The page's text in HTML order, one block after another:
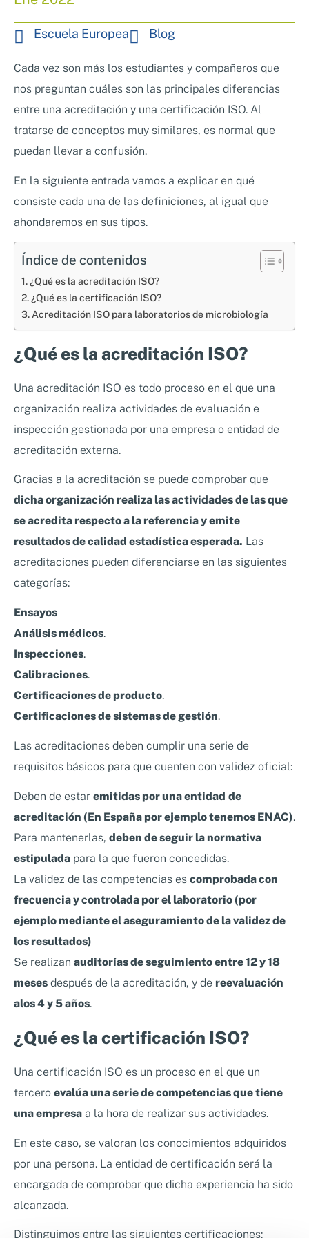
Asesoramiento en Normativa Internacional
Consultoría Seguridad Alimentaria
Clientes
Escuela Europea Blog
Cada vez son más los estudiantes y compañeros que
nos preguntan cuáles son las principales diferencias
entre una acreditación y una certificación ISO. Al
tratarse de conceptos muy similares, es normal que
puedan llevar a confusión.
En la siguiente entrada vamos a explicar en qué
consiste cada una de las definiciones, al igual que
ahondaremos en sus tipos.
Índice de contenidos
¿Qué es la acreditación ISO?
¿Qué es la certificación ISO?
Acreditación ISO para laboratorios de microbiología
¿Qué es la acreditación ISO?
Una acreditación ISO es todo proceso en el que una
organización realiza actividades de evaluación e
inspección gestionada por una empresa o entidad de
acreditación externa.
Gracias a la acreditación se puede comprobar que
dicha organización realiza las actividades de las que
se acredita respecto a la referencia y emite
resultados de calidad estadística esperada. Las
acreditaciones pueden diferenciarse en las siguientes
categorías:
Ensayos
Análisis médicos.
Inspecciones.
Calibraciones.
Certificaciones de producto.
Certificaciones de sistemas de gestión.
Las acreditaciones deben cumplir una serie de
requisitos básicos para que cuenten con validez oficial:
Deben de estar emitidas por una entidad de
acreditación (En España por ejemplo tenemos ENAC).
Para mantenerlas, deben de seguir la normativa
estipulada para la que fueron concedidas.
La validez de las competencias es comprobada con
frecuencia y controlada por el laboratorio (por
ejemplo mediante el aseguramiento de la validez de
los resultados)
Se realizan auditorías de seguimiento entre 12 y 18
meses después de la acreditación, y de reevaluación
alos 4 y 5 años.
¿Qué es la certificación ISO?
Una certificación ISO es un proceso en el que un
tercero evalúa una serie de competencias que tiene
una empresa a la hora de realizar sus actividades.
En este caso, se valoran los conocimientos adquiridos
por una persona. La entidad de certificación será la
encargada de comprobar que dicha experiencia ha sido
alcanzada.
Distinguimos entre las siguientes certificaciones: